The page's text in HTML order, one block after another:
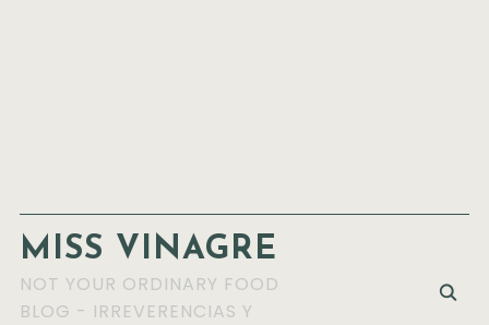
MISS VINAGRE
NOT YOUR ORDINARY FOOD
BLOG - IRREVERENCIAS Y